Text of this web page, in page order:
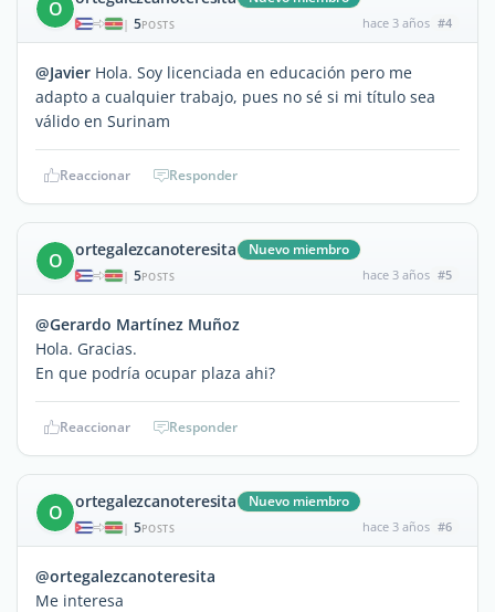
O
| 5POSTS hace 3 años #4
@Javier Hola. Soy licenciada en educación pero me
adapto a cualquier trabajo, pues no sé si mi título sea
válido en Surinam
Reaccionar Responder
O ortegalezcanoteresita Nuevo miembro
| 5POSTS hace 3 años #5
@Gerardo Martínez Muñoz
Hola. Gracias.
En que podría ocupar plaza ahi?
Reaccionar Responder
O ortegalezcanoteresita Nuevo miembro
| 5POSTS hace 3 años #6
@ortegalezcanoteresita
Me interesa